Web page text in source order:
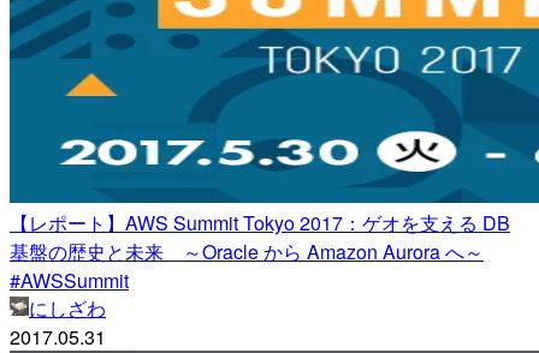
【レポート】AWS Summit Tokyo 2017：ゲオを支える DB
基盤の歴史と未来 ～Oracle から Amazon Aurora へ～
#AWSSummit
にしざわ
2017.05.31